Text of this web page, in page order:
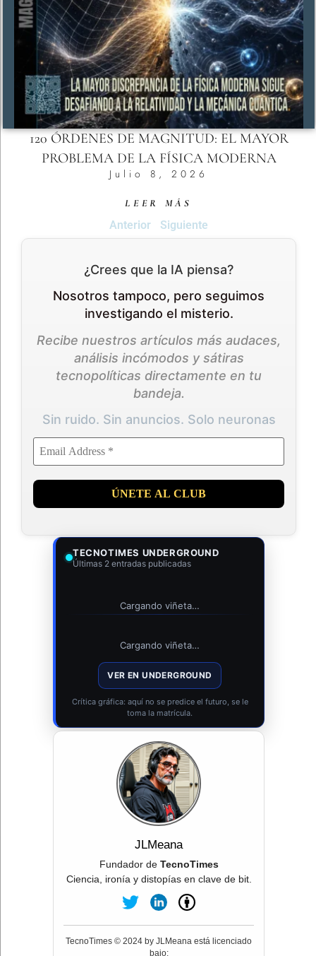
120 ÓRDENES DE MAGNITUD: EL MAYOR
PROBLEMA DE LA FÍSICA MODERNA
Julio 8, 2026
LEER MÁS
Anterior Siguiente
¿Crees que la IA piensa?
Nosotros tampoco, pero seguimos
investigando el misterio.
Recibe nuestros artículos más audaces,
análisis incómodos y sátiras
tecnopolíticas directamente en tu
bandeja.
Sin ruido. Sin anuncios. Solo neuronas
TECNOTIMES UNDERGROUND
Últimas 2 entradas publicadas
Cargando viñeta…
Cargando viñeta…
VER EN UNDERGROUND
Crítica gráfica: aquí no se predice el futuro, se le
toma la matrícula.
JLMeana
Fundador de TecnoTimes
Ciencia, ironía y distopías en clave de bit.
TecnoTimes © 2024 by JLMeana está licenciado
bajo: